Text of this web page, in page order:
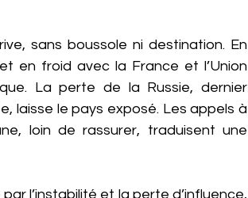
sans boussole ni destination. En
en froid avec la France et l’Union
La perte de la Russie, dernier
laisse le pays exposé. Les appels à
loin de rassurer, traduisent une
l’instabilité et la perte d’influence,